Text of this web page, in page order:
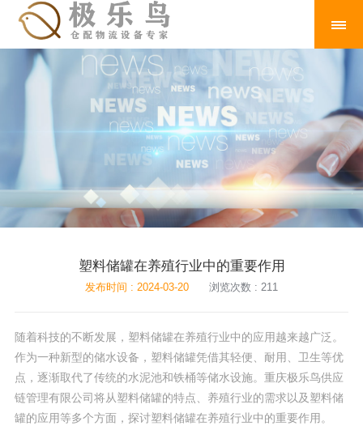
塑料储罐在养殖行业中的重要作用
发布时间 : 2024-03-20 浏览次数 : 211
随着科技的不断发展，塑料储罐在养殖行业中的应用越来越广泛。
作为一种新型的储水设备，塑料储罐凭借其轻便、耐用、卫生等优
点，逐渐取代了传统的水泥池和铁桶等储水设施。重庆极乐鸟供应
链管理有限公司将从塑料储罐的特点、养殖行业的需求以及塑料储
罐的应用等多个方面，探讨塑料储罐在养殖行业中的重要作用。